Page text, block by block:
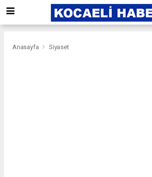
Anasayfa Siyaset